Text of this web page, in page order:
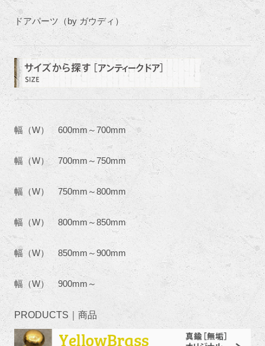
ドアパーツ（by ガウディ）
幅（W） 600mm～700mm
幅（W） 700mm～750mm
幅（W） 750mm～800mm
幅（W） 800mm～850mm
幅（W） 850mm～900mm
幅（W） 900mm～
PRODUCTS｜商品